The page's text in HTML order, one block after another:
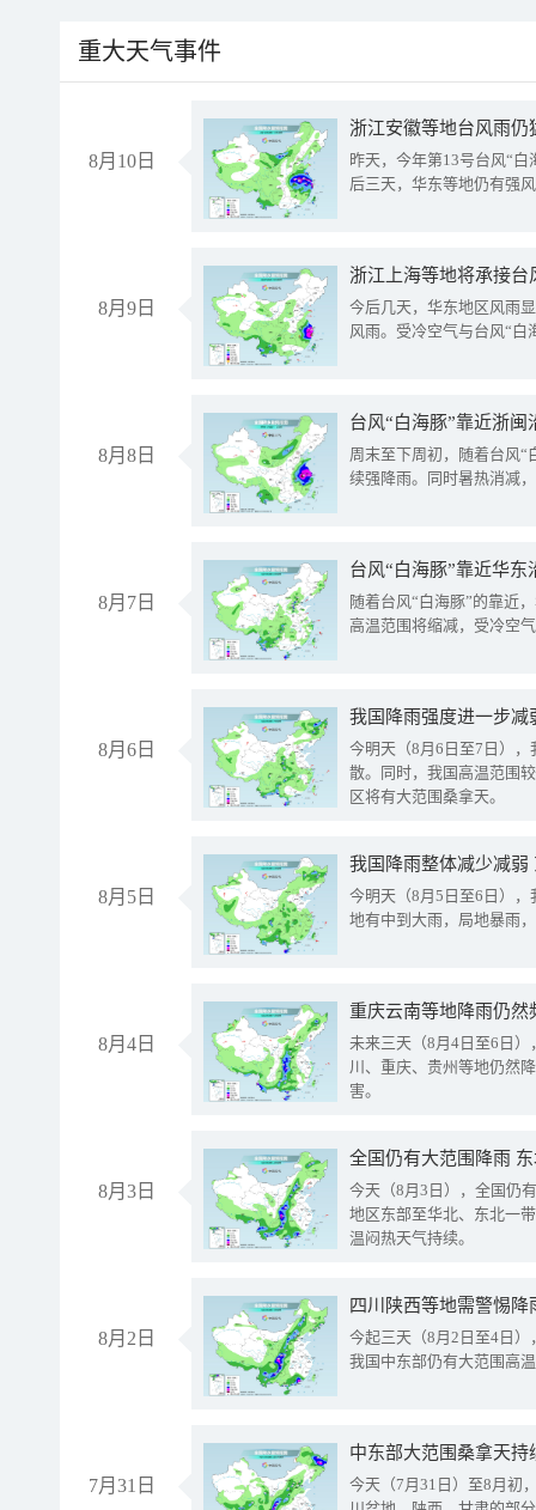
重大天气事件
8月10日
浙江安徽等地台风雨
昨天，今年第13号台风“
后三天，华东等地仍有强
8月9日
浙江上海等地将承接台
今后几天，华东地区风雨
风雨。受冷空气与台风“白
8月8日
台风“白海豚”靠近浙
周末至下周初，随着台风“
续强降雨。同时暑热消减
8月7日
台风“白海豚”靠近华
随着台风“白海豚”的靠近
高温范围将缩减，受冷空
8月6日
今明天（8月6日至7日）
散。同时，我国高温范围
区将有大范围桑拿天。
8月5日
我国降雨整体减少减弱
今明天（8月5日至6日）
地有中到大雨，局地暴雨
8月4日
重庆云南等地降雨仍然
未来三天（8月4日至6日
川、重庆、贵州等地仍然
害。
8月3日
全国仍有大范围降雨
今天（8月3日），全国仍
地区东部至华北、东北一
温闷热天气持续。
8月2日
今起三天（8月2日至4日
我国中东部仍有大范围高
7月31日
中东部大范围桑拿天
今天（7月31日）至8月初